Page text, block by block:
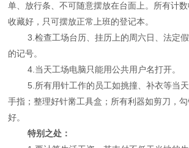
单、放行条、不可随意摆放在台面上。所有计
收藏好，只可摆放正常上班的登记本。
3.检查工场台历、挂历上的周六日、法定假
的记号。
4.当天工场电脑只能用公共用户名打开。
5.所有用针工作的员工如挑撞、补衣等当天
手指；整理好针黹工具盒；所有利器如剪刀，
好。
特别之处：